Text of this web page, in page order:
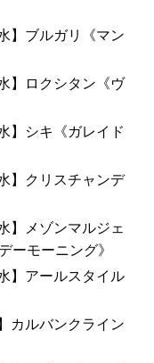
】ブルガリ《マン
】ロクシタン《ヴ
】シキ《ガレイド
】クリスチャンデ
】メゾンマルジェ
ーモーニング》
】アールスタイル
カルバンクライン